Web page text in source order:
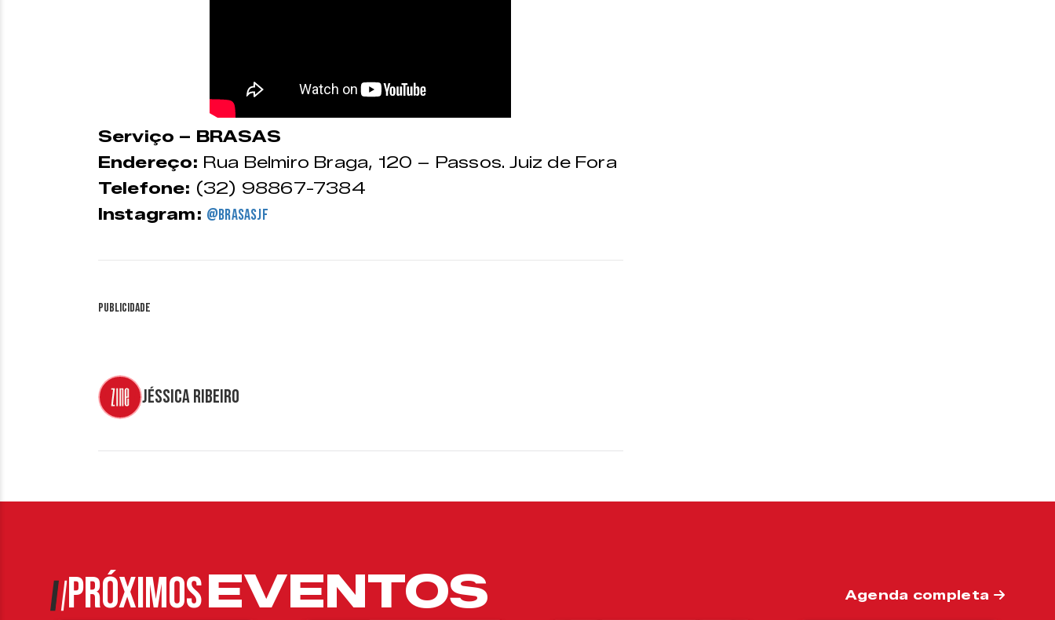
Serviço – BRASAS
Endereço: Rua Belmiro Braga, 120 – Passos. Juiz de Fora
Telefone: (32) 98867-7384
Instagram: @brasasjf
Publicidade
Jéssica Ribeiro
PRÓXIMOSEVENTOS Agenda completa